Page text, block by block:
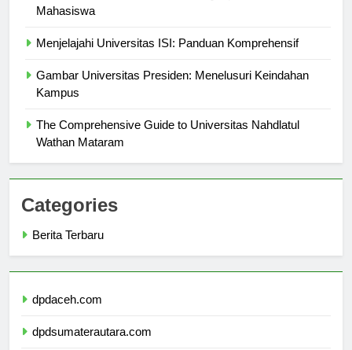
Universitas di Aceh: Panduan Lengkap untuk Calon
Gambar Universitas Presiden: Menelusuri Keindahan
The Comprehensive Guide to Universitas Nahdlatul
Categories